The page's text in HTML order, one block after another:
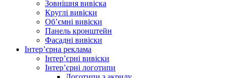
Зовнішня вивіска
Круглі вивіски
Об’ємні вивіски
Панель кронштейн
Фасадні вивіски
Інтер’єрна реклама
Інтер’єрні вивіски
Інтер’єрні логотипи